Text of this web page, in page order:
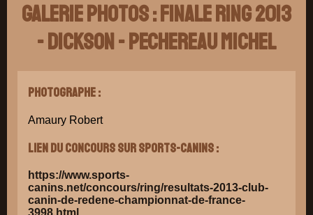
Galerie Photos : Finale Ring 2013
- DICKSON - PECHEREAU Michel
Photographe :
Amaury Robert
Lien du concours sur Sports-Canins :
https://www.sports-
canins.net/concours/ring/resultats-2013-club-
canin-de-redene-championnat-de-france-